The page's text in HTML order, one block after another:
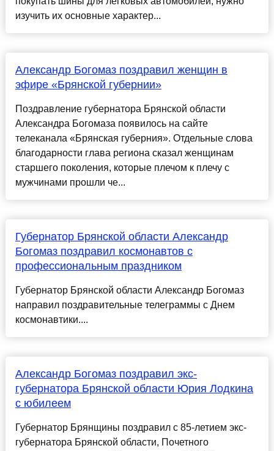
изучить их основные характер...
Александр Богомаз поздравил женщин в
эфире «Брянской губернии»
Поздравление губернатора Брянской области
Александра Богомаза появилось на сайте
телеканала «Брянская губерния». Отдельные слова
благодарности глава региона сказал женщинам
старшего поколения, которые плечом к плечу с
мужчинами прошли че...
Губернатор Брянской области Александр
Богомаз поздравил космонавтов с
профессиональным праздником
Губернатор Брянской области Александр Богомаз
направил поздравительные телеграммы с Днем
космонавтики....
Александр Богомаз поздравил экс-
губернатора Брянской области Юрия Лодкина
с юбилеем
Губернатор Брянщины поздравил с 85-летием экс-
губернатора Брянской области, Почетного